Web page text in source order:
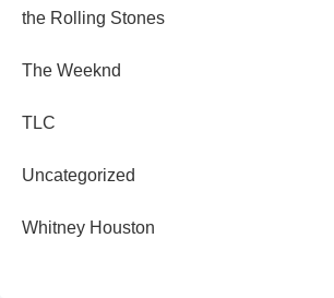
the Rolling Stones
The Weeknd
TLC
Uncategorized
Whitney Houston